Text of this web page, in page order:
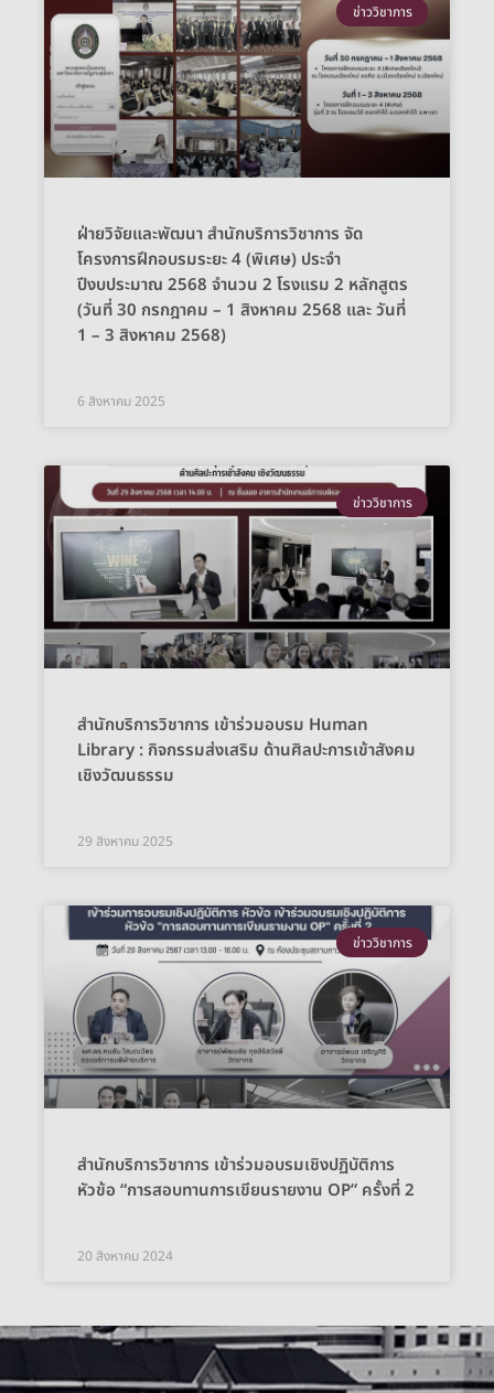
ข่าววิชาการ
ฝ่ายวิจัยและพัฒนา สำนักบริการวิชาการ จัด
โครงการฝึกอบรมระยะ 4 (พิเศษ) ประจำ
ปีงบประมาณ 2568 จำนวน 2 โรงแรม 2 หลักสูตร
(วันที่ 30 กรกฎาคม – 1 สิงหาคม 2568 และ วันที่
1 – 3 สิงหาคม 2568)
6 สิงหาคม 2025
ข่าววิชาการ
สำนักบริการวิชาการ เข้าร่วมอบรม Human
Library : กิจกรรมส่งเสริม ด้านศิลปะการเข้าสังคม
เชิงวัฒนธรรม
29 สิงหาคม 2025
ข่าววิชาการ
สำนักบริการวิชาการ เข้าร่วมอบรมเชิงปฏิบัติการ
หัวข้อ “การสอบทานการเขียนรายงาน OP” ครั้งที่ 2
20 สิงหาคม 2024